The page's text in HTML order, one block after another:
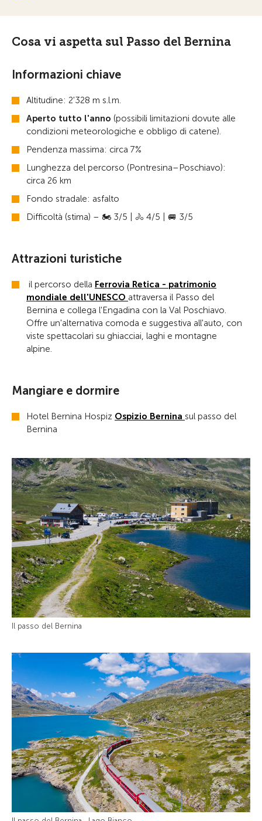
Cosa vi aspetta sul Passo del Bernina
Informazioni chiave
Altitudine: 2'328 m s.l.m.
Aperto tutto l'anno (possibili limitazioni dovute alle
condizioni meteorologiche e obbligo di catene).
Pendenza massima: circa 7%
Lunghezza del percorso (Pontresina–Poschiavo):
circa 26 km
Fondo stradale: asfalto
Difficoltà (stima) – 🏍️ 3/5 | 🚴 4/5 | 🚐 3/5
Attrazioni turistiche
il percorso della Ferrovia Retica - patrimonio
mondiale dell'UNESCO attraversa il Passo del
Bernina e collega l'Engadina con la Val Poschiavo.
Offre un'alternativa comoda e suggestiva all'auto, con
viste spettacolari su ghiacciai, laghi e montagne
alpine.
Mangiare e dormire
Hotel Bernina Hospiz Ospizio Bernina sul passo del
Bernina
Il passo del Bernina